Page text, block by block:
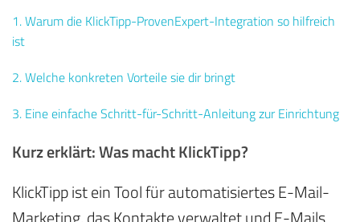
1. Warum die KlickTipp-ProvenExpert-Integration so hilfreich
ist
2. Welche konkreten Vorteile sie dir bringt
3. Eine einfache Schritt-für-Schritt-Anleitung zur Einrichtung
Kurz erklärt: Was macht KlickTipp?
KlickTipp ist ein Tool für automatisiertes E-Mail-
Marketing, das Kontakte verwaltet und E-Mails